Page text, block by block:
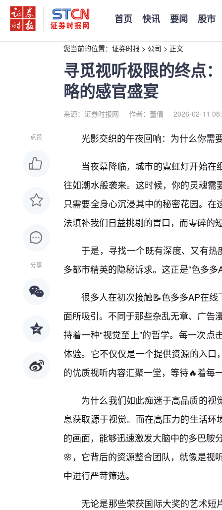
首页 快讯 要闻 股市
您当前的位置： 证券时报 > 公司 > 正文
寻觅视听极限的终点
略的感官盛宴
来源：证券时报网 作者：董倩 2026-02-11
点赞
分享
光影交织的午夜回响：为什么你需
当夜幕降临，城市的霓虹灯开始
往如潮水般袭来。这时候，你的灵魂
只需要全身心沉浸其中的秘密花园。
法填补我们日益挑剔的胃口，而零碎的
于是，寻找一个既有深度、又有热
多都市精英的隐秘诉求。这正是“色多多
很多人在初次接触📝色多多AP在
面所吸引。不同于那些杂乱无章、广告
持着一种“视觉至上”的哲学。每一次
体验。它不仅仅是一个提供资源的入
的优质视听内容汇聚一堂，等待🔥着每
为什么我们如此痴迷于高品质的
息获取源于视觉。而在高压力的生活
的画面，能够迅速激发大脑中的多巴胺
🌸，它背后的资源整合团队，就像是视
中进行严苛筛选。
无论是那些荣获国际大奖的艺术